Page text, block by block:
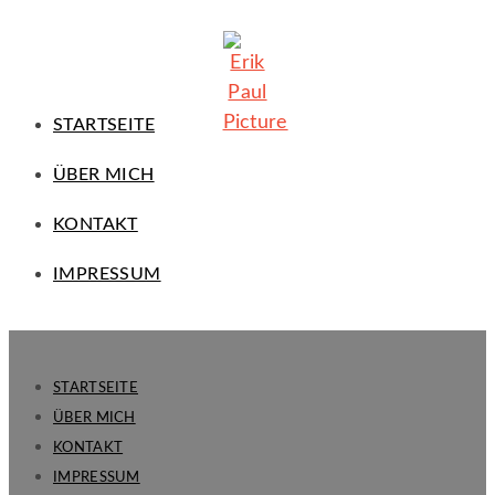
STARTSEITE
ÜBER MICH
KONTAKT
IMPRESSUM
STARTSEITE
ÜBER MICH
KONTAKT
IMPRESSUM